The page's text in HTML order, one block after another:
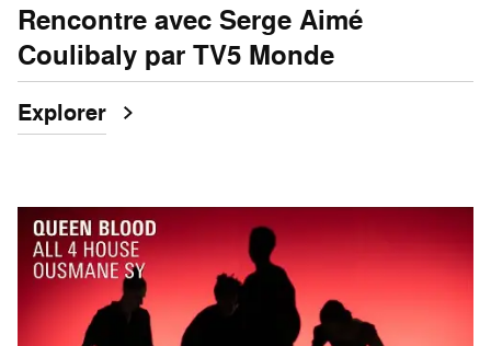
Rencontre avec Serge Aimé
Coulibaly par TV5 Monde
Explorer